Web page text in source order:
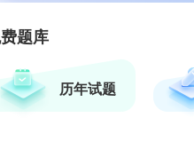
题库
历年试题